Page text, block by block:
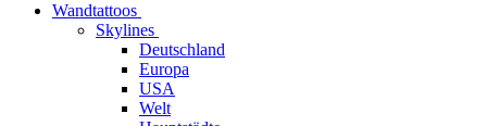
Wandtattoos
Skylines
Deutschland
Europa
USA
Welt